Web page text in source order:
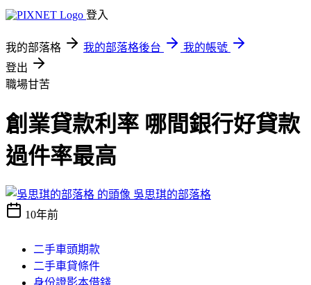
登入
我的部落格 我的部落格後台
我的帳號
登出
職場甘苦
創業貸款利率 哪間銀行好貸款
過件率最高
吳思琪的部落格
10年前
二手車頭期款
二手車貸條件
身份證影本借錢